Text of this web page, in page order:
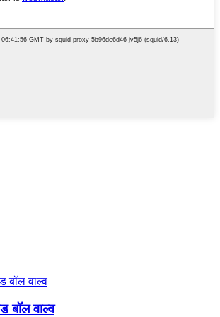
बॉल वाल्व